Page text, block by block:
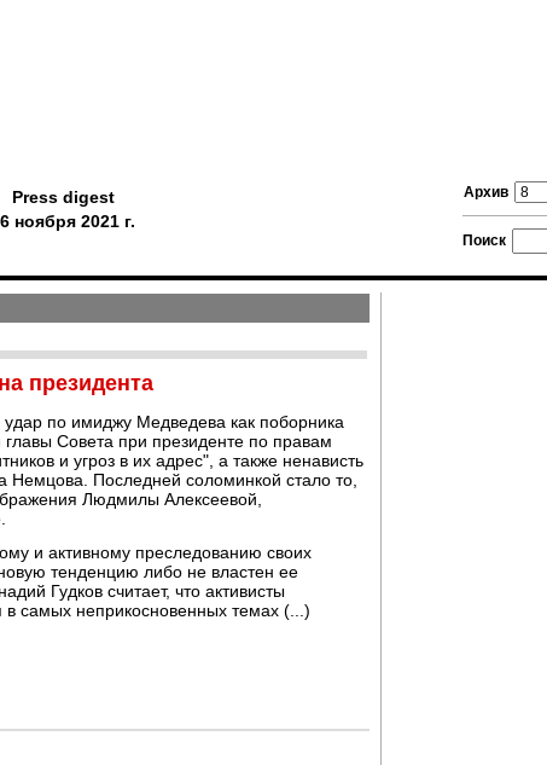
Архив
Поиск
Press digest
ноября 2021 г.
президента
по имиджу Медведева как поборника
главы Совета при президенте по правам
и угроз в их адрес", а также ненависть
Немцова. Последней соломинкой стало то,
Людмилы Алексеевой,
и активному преследованию своих
тенденцию либо не властен ее
Гудков считает, что активисты
в самых неприкосновенных темах (...)